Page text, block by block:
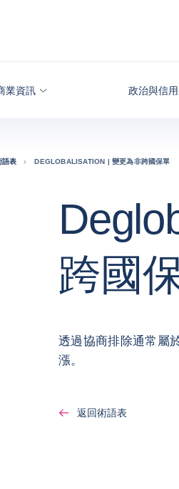
業資訊 政治與信
語表 DEGLOBALISATION | 變更為非跨國保單
跨國
透過協商排除通常屬
漲。
返回術語表